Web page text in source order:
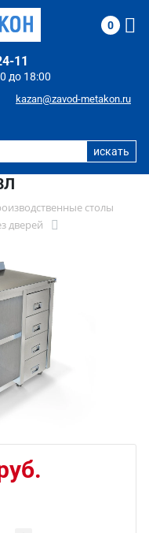
до 18:00
11
kazan@zavod-metakon.ru
0
столы
дверей